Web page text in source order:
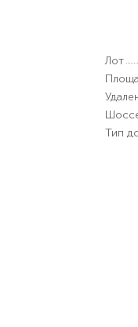
Лот
Тип